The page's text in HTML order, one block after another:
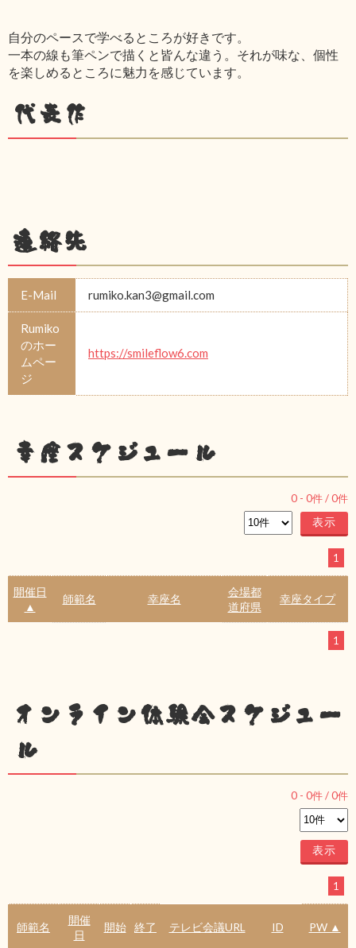
自分のペースで学べるところが好きです。
一本の線も筆ペンで描くと皆んな違う。それが味な、個性
を楽しめるところに魅力を感じています。
代表作
連絡先
E-Mail rumiko.kan3@gmail.com
Rumiko
のホー
ムペー
ジ
https://smileflow6.com
幸座スケジュール
0 - 0件 /0件
1
開催日
▲
師範名 幸座名
会場都
道府県
幸座タイプ
1
オンライン体験会スケジュー
ル
0 - 0件 /0件
1
師範名
開催
日
開始 終了 テレビ会議URL ID PW ▲